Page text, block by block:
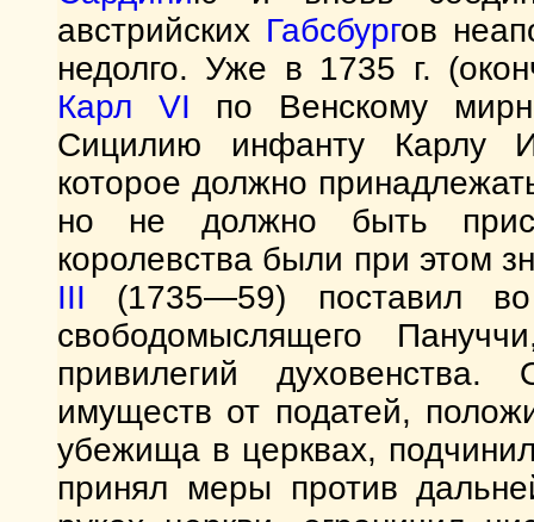
австрийских Габсбургов
недолго. Уже в 1735 г.
Карл VI по Венскому
Сицилию инфанту Карлу
которое должно
но не должно быть
королевства были при этом
III (1735—59) поставил во
свободомыслящего
привилегий
имуществ от податей,
убежища в церквах,
принял меры против